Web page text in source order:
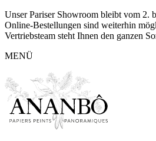
Unser Pariser Showroom bleibt vom 2.
Online-Bestellungen sind weiterhin
Vertriebsteam steht Ihnen den ganzen
MENÜ